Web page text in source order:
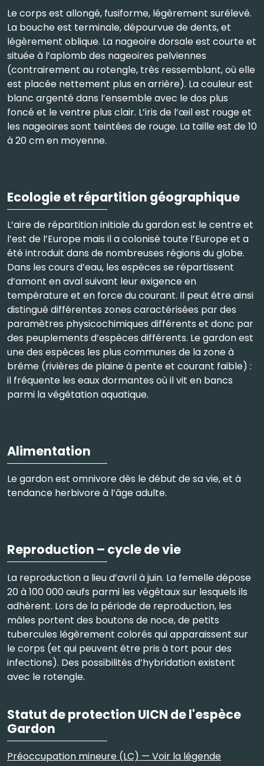
Le corps est allongé, fusiforme, légèrement surélevé.
La bouche est terminale, dépourvue de dents, et
légèrement oblique. La nageoire dorsale est courte et
située à l’aplomb des nageoires pelviennes
(contrairement au rotengle, très ressemblant, où elle
est placée nettement plus en arrière). La couleur est
blanc argenté dans l’ensemble avec le dos plus
foncé et le ventre plus clair. L’iris de l’œil est rouge et
les nageoires sont teintées de rouge. La taille est de 10
à 20 cm en moyenne.
Ecologie et répartition géographique
L’aire de répartition initiale du gardon est le centre et
l’est de l’Europe mais il a colonisé toute l’Europe et a
été introduit dans de nombreuses régions du globe.
Dans les cours d’eau, les espèces se répartissent
d’amont en aval suivant leur exigence en
température et en force du courant. Il peut être ainsi
distingué différentes zones caractérisées par des
paramètres physicochimiques différents et donc par
des peuplements d’espèces différents. Le gardon est
une des espèces les plus communes de la zone à
brême (rivières de plaine à pente et courant faible) :
il fréquente les eaux dormantes où il vit en bancs
parmi la végétation aquatique.
Alimentation
Le gardon est omnivore dès le début de sa vie, et à
tendance herbivore à l’âge adulte.
Reproduction – cycle de vie
La reproduction a lieu d’avril à juin. La femelle dépose
20 à 100 000 œufs parmi les végétaux sur lesquels ils
adhèrent. Lors de la période de reproduction, les
mâles portent des boutons de noce, de petits
tubercules légèrement colorés qui apparaissent sur
le corps (et qui peuvent être pris à tort pour des
infections). Des possibilités d’hybridation existent
avec le rotengle.
Statut de protection UICN de l'espèce
Gardon
Préoccupation mineure (LC) — Voir la légende